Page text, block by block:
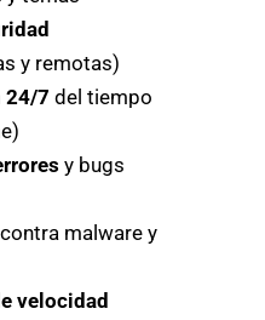
y remotas)
24/7 del tiempo
y bugs
contra malware y
velocidad